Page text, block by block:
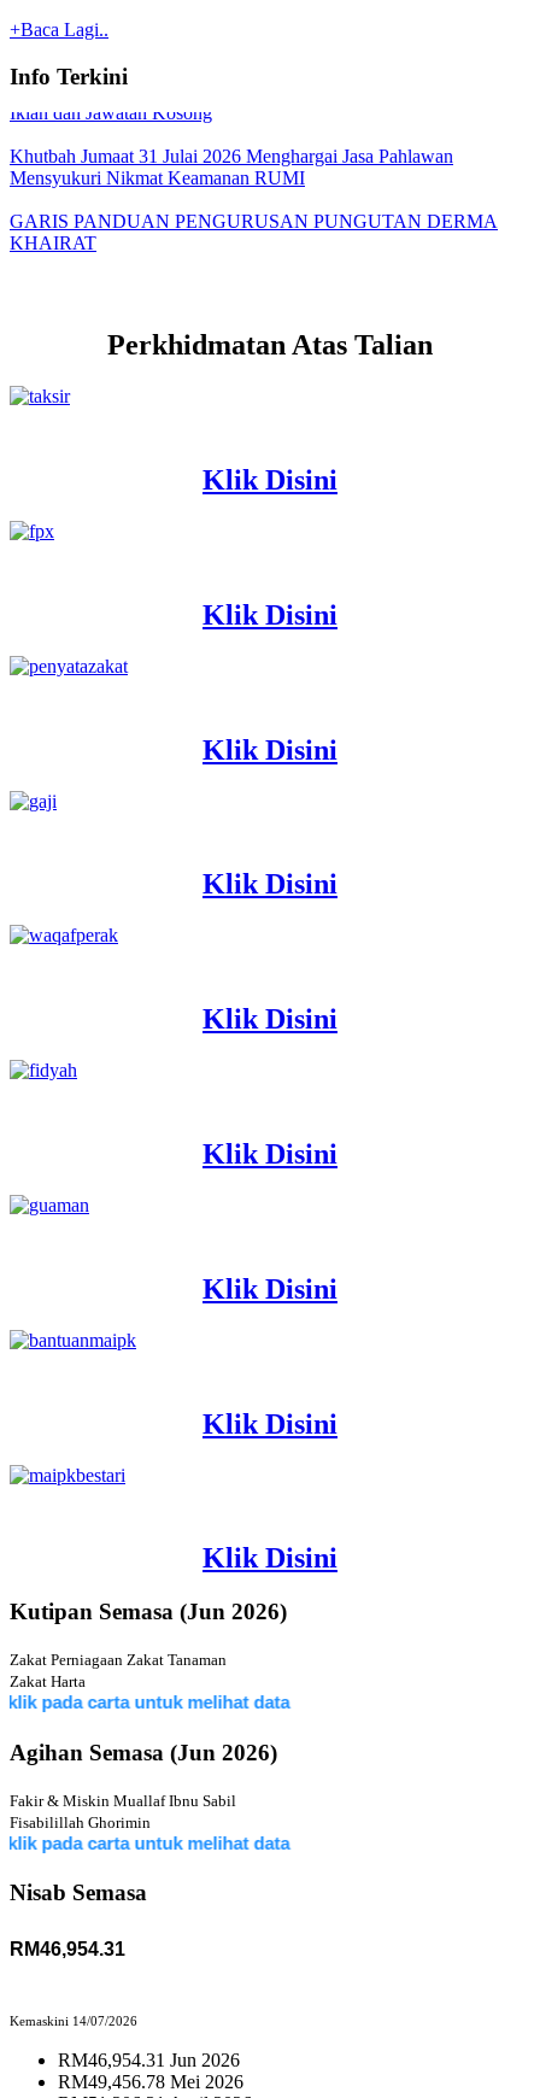
+Baca Lagi..
Info Terkini
TARIKH PEMBAYARAN BANTUAN BULANAN MAIPk
Mensyukuri Nikmat Keamanan RUMI
KHAIRAT
Perkhidmatan Atas Talian
Klik Disini
Klik Disini
Klik Disini
Klik Disini
Klik Disini
Klik Disini
Klik Disini
Klik Disini
Klik Disini
Kutipan Semasa (Jun 2026)
Zakat Perniagaan Zakat Tanaman
Zakat Harta
carta untuk melihat data
Agihan Semasa (Jun 2026)
Fakir & Miskin MuallafIbnu Sabil
Fisabilillah Ghorimin
carta untuk melihat data
Nisab Semasa
RM46,954.31
Kemaskini 14/07/2026
RM46,954.31 Jun 2026
RM49,456.78 Mei 2026